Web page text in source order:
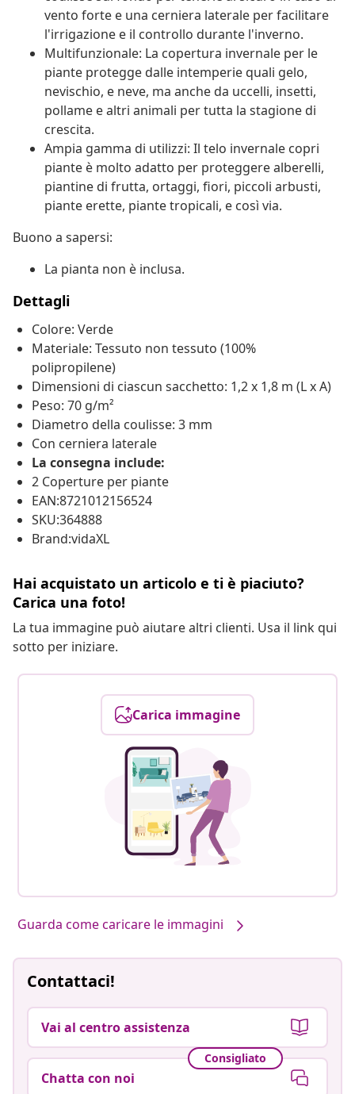
vento forte e una cerniera laterale per facilitare
l'irrigazione e il controllo durante l'inverno.
Multifunzionale: La copertura invernale per le
piante protegge dalle intemperie quali gelo,
nevischio, e neve, ma anche da uccelli, insetti,
pollame e altri animali per tutta la stagione di
crescita.
Ampia gamma di utilizzi: Il telo invernale copri
piante è molto adatto per proteggere alberelli,
piantine di frutta, ortaggi, fiori, piccoli arbusti,
piante erette, piante tropicali, e così via.
Buono a sapersi:
La pianta non è inclusa.
Dettagli
Colore: Verde
Materiale: Tessuto non tessuto (100%
polipropilene)
Dimensioni di ciascun sacchetto: 1,2 x 1,8 m (L x A)
Peso: 70 g/m²
Diametro della coulisse: 3 mm
Con cerniera laterale
La consegna include:
2 Coperture per piante
EAN:8721012156524
SKU:364888
Brand:vidaXL
Hai acquistato un articolo e ti è piaciuto?
Carica una foto!
La tua immagine può aiutare altri clienti. Usa il link qui
sotto per iniziare.
Carica immagine
Guarda come caricare le immagini
Contattaci!
Vai al centro assistenza
Consigliato
Chatta con noi